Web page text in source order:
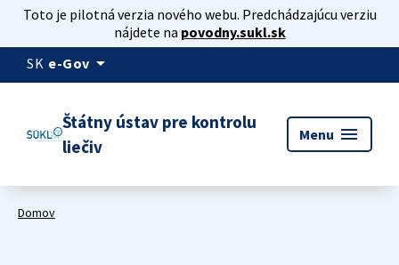
Toto je pilotná verzia nového webu. Predchádzajúcu verziu
nájdete na povodny.sukl.sk
SK e-Gov arrow_drop_down
Štátny ústav pre kontrolu
liečiv
Menu menu
Domov